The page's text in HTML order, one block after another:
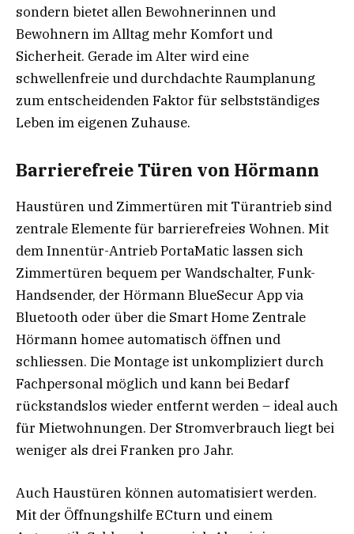
sondern bietet allen Bewohnerinnen und
Bewohnern im Alltag mehr Komfort und
Sicherheit. Gerade im Alter wird eine
schwellenfreie und durchdachte Raumplanung
zum entscheidenden Faktor für selbstständiges
Leben im eigenen Zuhause.
Barrierefreie Türen von Hörmann
Haustüren und Zimmertüren mit Türantrieb sind
zentrale Elemente für barrierefreies Wohnen. Mit
dem Innentür-Antrieb PortaMatic lassen sich
Zimmertüren bequem per Wandschalter, Funk-
Handsender, der Hörmann BlueSecur App via
Bluetooth oder über die Smart Home Zentrale
Hörmann homee automatisch öffnen und
schliessen. Die Montage ist unkompliziert durch
Fachpersonal möglich und kann bei Bedarf
rückstandslos wieder entfernt werden – ideal auch
für Mietwohnungen. Der Stromverbrauch liegt bei
weniger als drei Franken pro Jahr.
Auch Haustüren können automatisiert werden.
Mit der Öffnungshilfe ECturn und einem